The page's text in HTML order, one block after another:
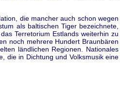
die mancher auch schon wegen
als baltischen Tiger bezeichnete,
Terretorium Estlands weiterhin zu
noch mehrere Hundert Braunbären
ländlichen Regionen. Nationales
die in Dichtung und Volksmusik eine